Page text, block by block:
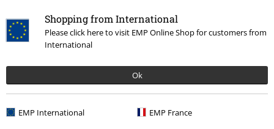
Shopping from International
Please click here to visit EMP Online Shop for customers from
International
Ok
EMP International EMP France